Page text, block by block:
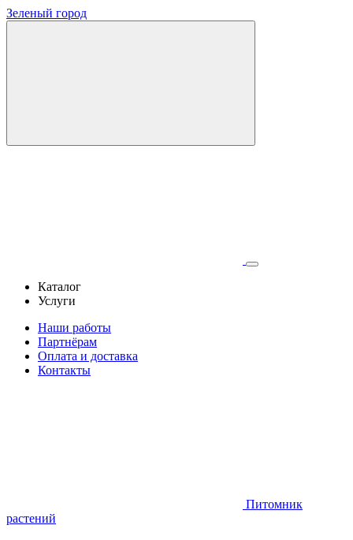
Зеленый город
Каталог
Услуги
Наши работы
Партнёрам
Оплата и доставка
Контакты
Питомник
растений